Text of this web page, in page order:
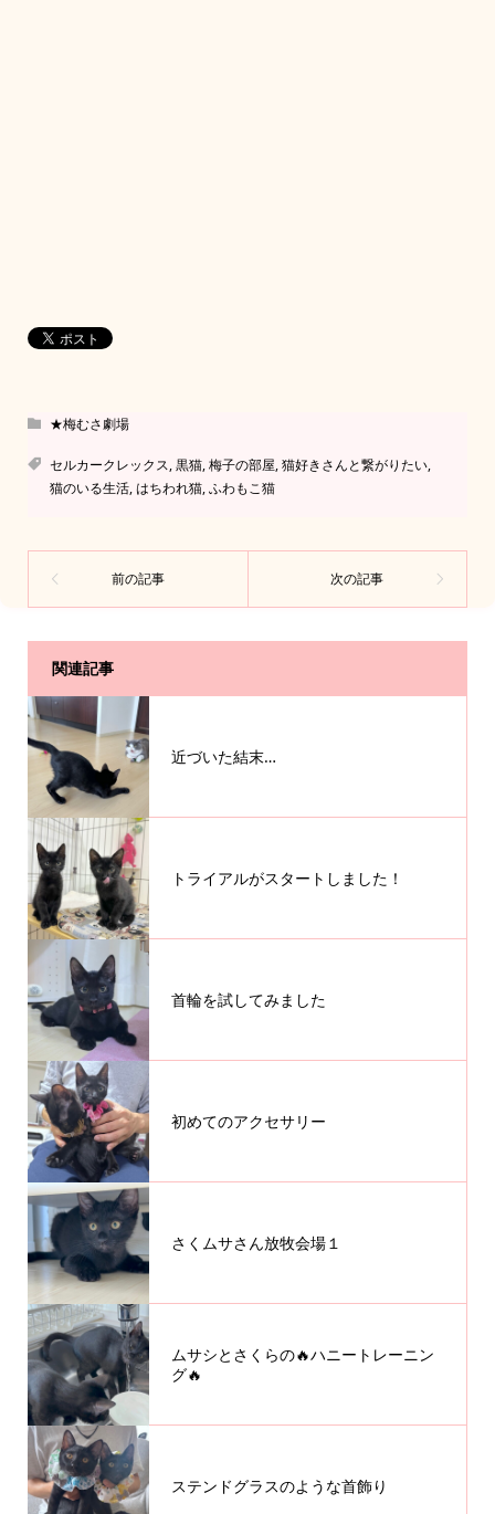
★梅むさ劇場
セルカークレックス,黒猫,梅子の部屋,猫好きさんと繋がりたい,
猫のいる生活,はちわれ猫,ふわもこ猫
関連記事
近づいた結末…
トライアルがスタートしました！
首輪を試してみました
初めてのアクセサリー
さくムサさん放牧会場１
ムサシとさくらの🔥ハニートレーニン
グ🔥
ステンドグラスのような首飾り